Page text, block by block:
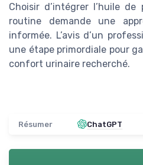
Choisir d’intégrer l’huile
routine demande une
informée. L’avis d’un
une étape primordiale pour
confort urinaire recherché.
Résumer ChatGPT